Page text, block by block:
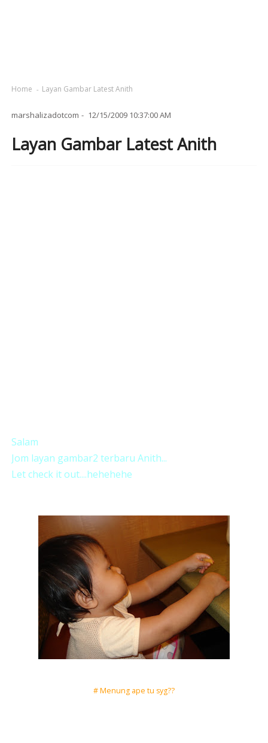
Home Layan Gambar Latest Anith
marshalizadotcom 12/15/2009 10:37:00 AM
Layan Gambar Latest Anith
Salam
Jom layan gambar2 terbaru Anith...
Let check it out....hehehehe
# Menung ape tu syg??